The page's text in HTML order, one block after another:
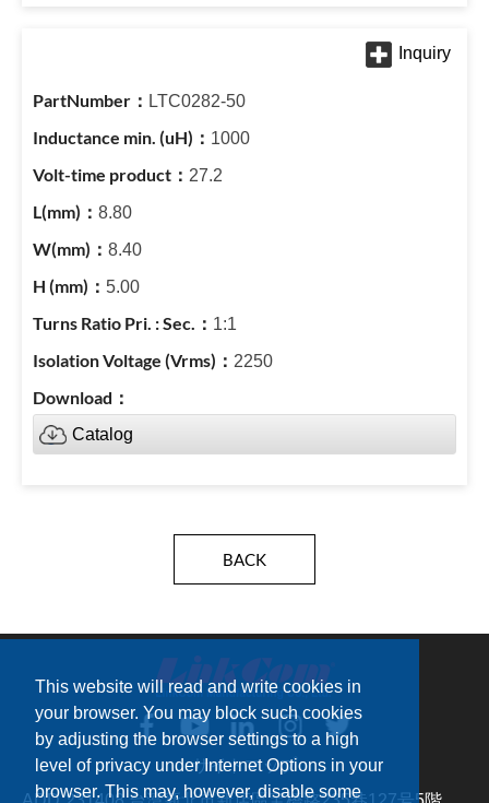
This website will read and write cookies in
your browser. You may block such cookies
by adjusting the browser settings to a high
level of privacy under Internet Options in your
browser. This may, however, disable some
LTC0282-50
1000
27.2
8.80
8.40
5.00
1:1
2250
Catalog
BACK
サイトマップ